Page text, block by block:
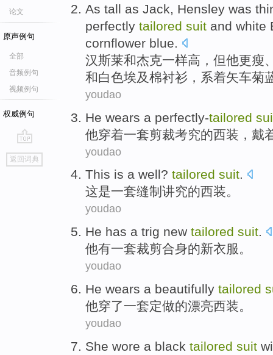
论文
原声例句
全部
音频例句
视频例句
权威例句
go
top
返回词典
As tall as Jack, Hensley was
perfectly tailored suit and white
cornflower blue.
汉斯莱和杰克一样高 ，但他更瘦
和白色埃及棉衬衫 ， 系着矢车菊
youdao
He wears a perfectly-tailored
他穿着一套剪裁考究的西装 ， 戴
youdao
This is a well? tailored suit.
这是一套缝制讲究的西装。
youdao
He has a trig new tailored suit.
他有一套裁剪合身的新衣服。
youdao
He wears a beautifully tailored
他穿了一套定做的漂亮西装。
youdao
She wore a black tailored suit